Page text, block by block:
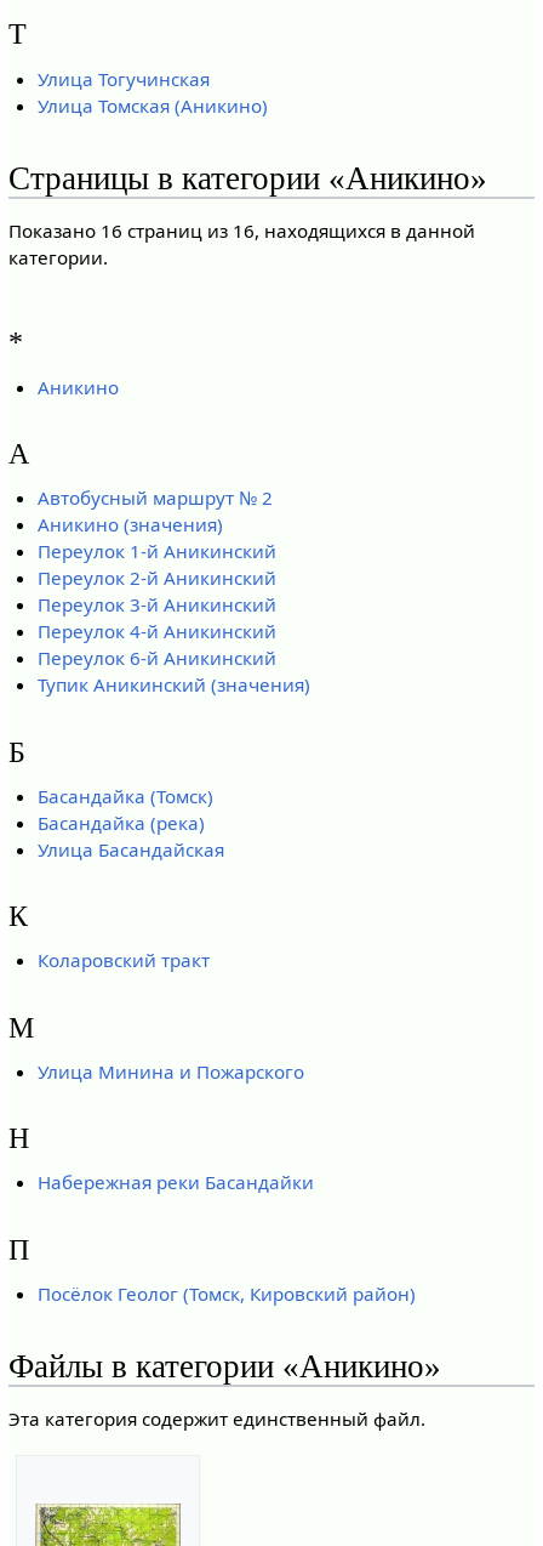
Т
Улица Тогучинская
Улица Томская (Аникино)
Страницы в категории «Аникино»
Показано 16 страниц из 16, находящихся в данной
категории.
*
Аникино
А
Автобусный маршрут № 2
Аникино (значения)
Переулок 1-й Аникинский
Переулок 2-й Аникинский
Переулок 3-й Аникинский
Переулок 4-й Аникинский
Переулок 6-й Аникинский
Тупик Аникинский (значения)
Б
Басандайка (Томск)
Басандайка (река)
Улица Басандайская
К
Коларовский тракт
М
Улица Минина и Пожарского
Н
Набережная реки Басандайки
П
Посёлок Геолог (Томск, Кировский район)
Файлы в категории «Аникино»
Эта категория содержит единственный файл.